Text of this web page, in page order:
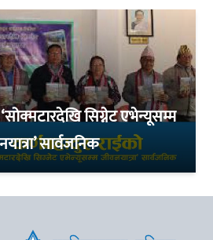
सिग्नेट एभेन्यूसम्म
सार्वजनिक